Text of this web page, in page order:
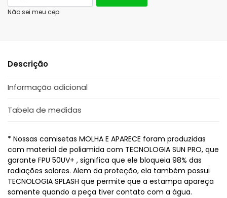
Não sei meu cep
Descrição
Informação adicional
Tabela de medidas
* Nossas camisetas MOLHA E APARECE foram produzidas
com material de poliamida com TECNOLOGIA SUN PRO, que
garante FPU 50UV+ , significa que ele bloqueia 98% das
radiações solares. Alem da proteção, ela também possui
TECNOLOGIA SPLASH que permite que a estampa apareça
somente quando a peça tiver contato com a água.